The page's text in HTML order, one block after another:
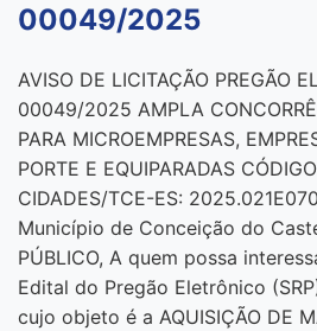
00049/2025
AVISO DE LICITAÇÃO PREGÃO
00049/2025 AMPLA
PARA MICROEMPRESAS,
PORTE E EQUIPARADAS
CIDADES/TCE-ES:
Município de Conceição do
PÚBLICO, A quem possa
Edital do Pregão Eletrônico
cujo objeto é a AQUISIÇÃO DE